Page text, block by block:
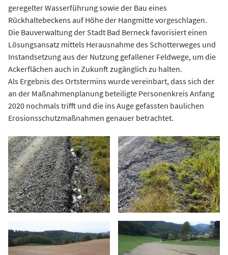
geregelter Wasserführung sowie der Bau eines
Rückhaltebeckens auf Höhe der Hangmitte vorgeschlagen.
Die Bauverwaltung der Stadt Bad Berneck favorisiert einen
Lösungsansatz mittels Herausnahme des Schotterweges und
Instandsetzung aus der Nutzung gefallener Feldwege, um die
Ackerflächen auch in Zukunft zugänglich zu halten.
Als Ergebnis des Ortstermins wurde vereinbart, dass sich der
an der Maßnahmenplanung beteiligte Personenkreis Anfang
2020 nochmals trifft und die ins Auge gefassten baulichen
Erosionsschutzmaßnahmen genauer betrachtet.